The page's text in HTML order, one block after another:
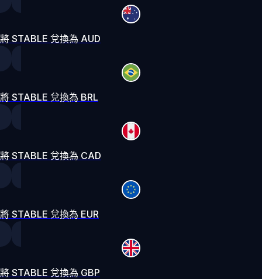
將 STABLE 兌換為 AUD
將 STABLE 兌換為 BRL
將 STABLE 兌換為 CAD
將 STABLE 兌換為 EUR
將 STABLE 兌換為 GBP